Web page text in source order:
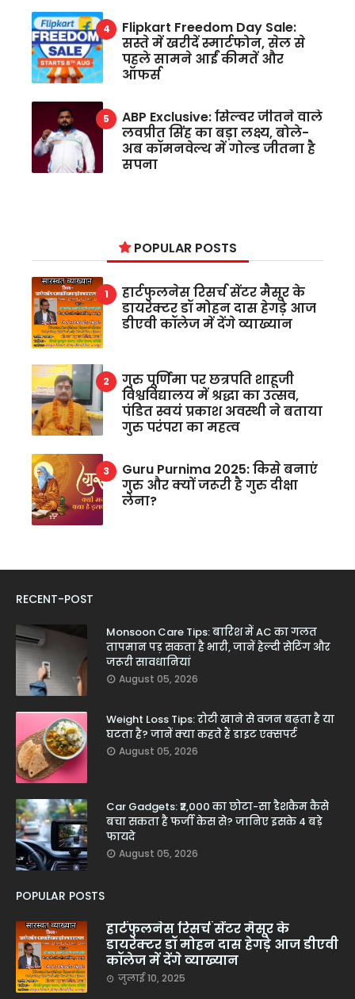
Flipkart Freedom Day Sale:
सस्ते में खरीदें स्मार्टफोन, सेल से
पहले सामने आईं कीमतें और
ऑफर्स
ABP Exclusive: सिल्वर जीतने वाले
लवप्रीत सिंह का बड़ा लक्ष्य, बोले-
अब कॉमनवेल्थ में गोल्ड जीतना है
सपना
POPULAR POSTS
हार्टफुलनेस रिसर्च सेंटर मैसूर के
डायरेक्टर डॉ मोहन दास हेगड़े आज
डीएवी कॉलेज में देंगे व्याख्यान
गुरु पूर्णिमा पर छत्रपति शाहूजी
विश्वविद्यालय में श्रद्धा का उत्सव,
पंडित स्वयं प्रकाश अवस्थी ने बताया
गुरु परंपरा का महत्व
Guru Purnima 2025: किसे बनाएं
गुरु और क्यों जरूरी है गुरु दीक्षा
लेना?
RECENT-POST
Monsoon Care Tips: बारिश में AC का गलत
तापमान पड़ सकता है भारी, जानें हेल्दी सेटिंग और
जरूरी सावधानियां
August 05, 2026
Weight Loss Tips: रोटी खाने से वजन बढ़ता है या
घटता है? जानें क्या कहते हैं डाइट एक्सपर्ट
August 05, 2026
Car Gadgets: ₹2,000 का छोटा-सा डैशकैम कैसे
बचा सकता है फर्जी केस से? जानिए इसके 4 बड़े
फायदे
August 05, 2026
POPULAR POSTS
हार्टफुलनेस रिसर्च सेंटर मैसूर के
डायरेक्टर डॉ मोहन दास हेगड़े आज डीएवी
कॉलेज में देंगे व्याख्यान
जुलाई 10, 2025